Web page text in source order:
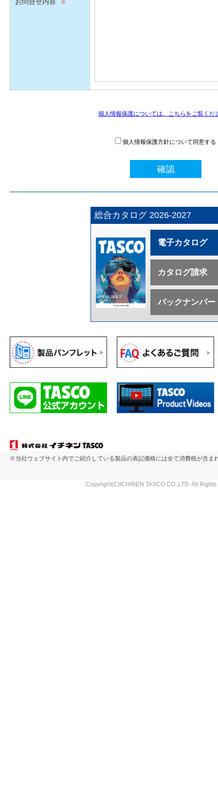
個人情報保護については、こちらをご覧くだ
個人情報保護方針について同意する
確認
総合カタログ 2026-2027
電子カタログ
カタログ請求
バックナンバー
※当社ウェブサイト内でご紹介している製品の表記価格には全て消費税が含ま
Copyright(C)ICHINEN TASCO CO.,LTD. All